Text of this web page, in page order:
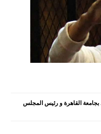
بجامعة القاهرة و رئيس المجلس